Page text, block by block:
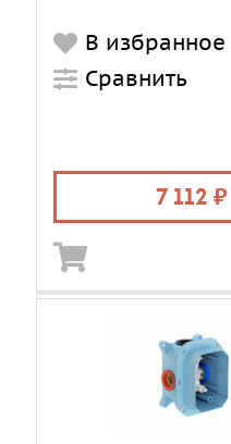
В избранное
Сравнить
7 112